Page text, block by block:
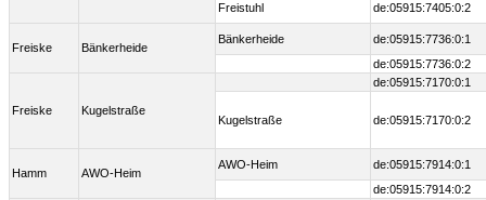
Freistuhl de:05915:7405:0:2
Freiske Bänkerheide
Bänkerheide
de:05915:7736:0:1
de:05915:7736:0:2
Freiske Kugelstraße
de:05915:7170:0:1
Kugelstraße de:05915:7170:0:2
Hamm AWO-Heim
AWO-Heim
de:05915:7914:0:1
de:05915:7914:0:2